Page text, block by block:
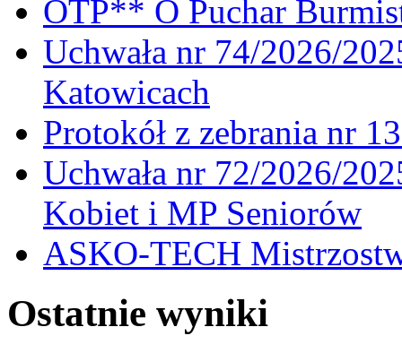
OTP** O Puchar
Uchwała nr 74/2026/
Katowicach
Protokół z zebrania nr
Uchwała nr 72/2026/
Kobiet i MP Seniorów
ASKO-TECH
Ostatnie wyniki